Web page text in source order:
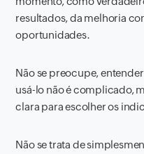
resultados, da melhoria
oportunidades.
Não se preocupe,
usá-lo não é complicado,
clara para escolher os
Não se trata de